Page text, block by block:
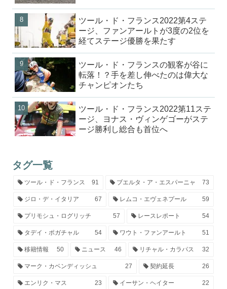
ツール・ド・フランス2022第4ステ
ージ、ファンアールトが3度の2位を
経てステージ優勝を果たす
ツール・ド・フランスの観客が谷に
転落！？手を差し伸べたのは偉大な
チャンピオンたち
ツール・ド・フランス2022第11ステ
ージ、ヨナス・ヴィンゲゴーがステ
ージ勝利し総合も首位へ
タグ一覧
ツール・ド・フランス 91 ブエルタ・ア・エスパーニャ 73
ジロ・デ・イタリア 67 レムコ・エヴェネプール 59
プリモシュ・ログリッチ 57 レースレポート 54
タデイ・ポガチャル 54 ワウト・ファンアールト 51
移籍情報 50 ニュース 46 リチャル・カラパス 32
マーク・カベンディッシュ 27 契約延長 26
エンリク・マス 23 イーサン・ヘイター 22